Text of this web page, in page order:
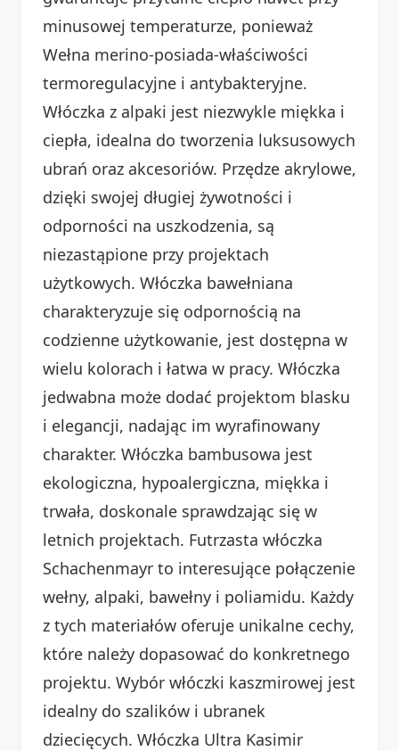
minusowej temperaturze, ponieważ
Wełna merino-posiada-właściwości
termoregulacyjne i antybakteryjne.
Włóczka z alpaki jest niezwykle miękka i
ciepła, idealna do tworzenia luksusowych
ubrań oraz akcesoriów. Przędze akrylowe,
dzięki swojej długiej żywotności i
odporności na uszkodzenia, są
niezastąpione przy projektach
użytkowych. Włóczka bawełniana
charakteryzuje się odpornością na
codzienne użytkowanie, jest dostępna w
wielu kolorach i łatwa w pracy. Włóczka
jedwabna może dodać projektom blasku
i elegancji, nadając im wyrafinowany
charakter. Włóczka bambusowa jest
ekologiczna, hypoalergiczna, miękka i
trwała, doskonale sprawdzając się w
letnich projektach. Futrzasta włóczka
Schachenmayr to interesujące połączenie
wełny, alpaki, bawełny i poliamidu. Każdy
z tych materiałów oferuje unikalne cechy,
które należy dopasować do konkretnego
projektu. Wybór włóczki kaszmirowej jest
idealny do szalików i ubranek
dziecięcych. Włóczka Ultra Kasimir